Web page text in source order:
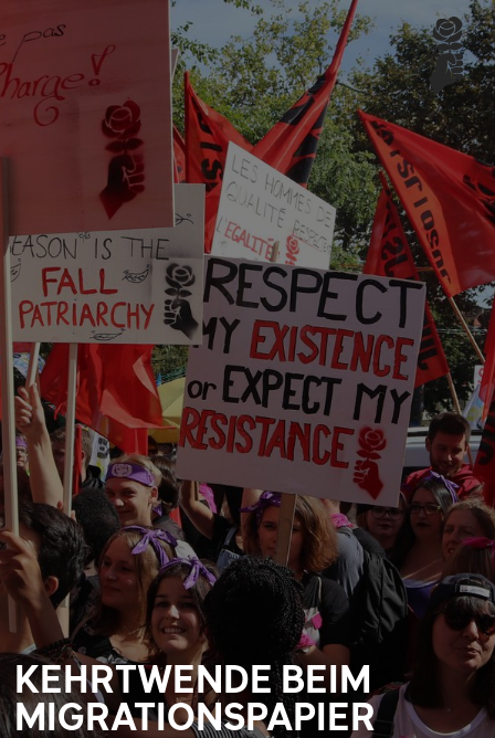
KEHRTWENDE BEIM
MIGRATIONSPAPIER